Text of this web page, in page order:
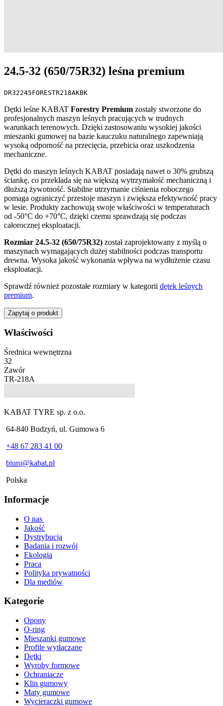
24.5-32 (650/75R32) leśna premium
DR32245FORESTR218AKBK
Dętki leśne KABAT Forestry Premium zostały stworzone do
profesjonalnych maszyn leśnych pracujących w trudnych
warunkach terenowych. Dzięki zastosowaniu wysokiej jakości
mieszanki gumowej na bazie kauczuku naturalnego zapewniają
wysoką odporność na przecięcia, przebicia oraz uszkodzenia
mechaniczne.
Dętki do maszyn leśnych KABAT posiadają nawet o 30% grubszą
ściankę, co przekłada się na większą wytrzymałość mechaniczną i
dłuższą żywotność. Stabilne utrzymanie ciśnienia roboczego
pomaga ograniczyć przestoje maszyn i zwiększa efektywność pracy
w lesie. Produkty zachowują swoje właściwości w temperaturach
od -50°C do +70°C, dzięki czemu sprawdzają się podczas
całorocznej eksploatacji.
Rozmiar 24.5-32 (650/75R32) został zaprojektowany z myślą o
maszynach wymagających dużej stabilności podczas transportu
drewna. Wysoka jakość wykonania wpływa na wydłużenie czasu
eksploatacji.
Sprawdź również pozostałe rozmiary w kategorii dętek leśnych
premium.
Zapytaj o produkt
Właściwości
Średnica wewnętrzna
32
Zawór
TR-218A
KABAT TYRE sp. z o.o.
64-840 Budzyń, ul. Gumowa 6
+48 67 283 41 00
biuro@kabat.pl
Polska
Informacje
O nas
Jakość
Dystrybucja
Badania i rozwój
Ekologia
Praca
Polityka prywatności
Dla mediów
Kategorie
Opony
O-ring
Mieszanki gumowe
Profile wytłaczane
Dętki
Wyroby formowe
Ochraniacze
Klin gumowy
Maty gumowe
Wycieraczki gumowe